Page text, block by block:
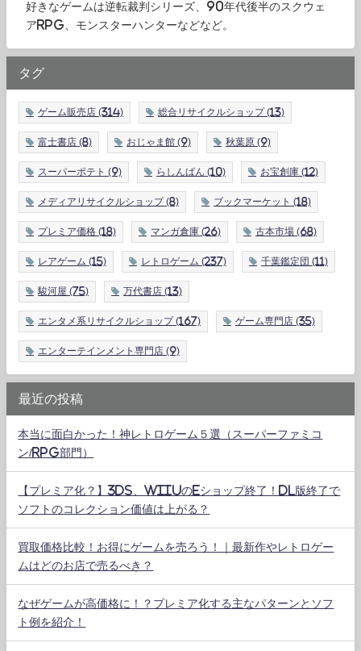
好きなゲームは逆転裁判シリーズ、90年代後半のスクウェ
アRPG、モンスターハンターなどなど。
タグ
ゲーム販売店 (314) 総合リサイクルショップ (13)
富士書店 (8) おじゃま館 (9) 秋葉原 (9)
スーパーポテト (9) らしんばん (10) お宝創庫 (12)
メディアリサイクルショップ (8) ブックマーケット (18)
プレミア価格 (18) マンガ倉庫 (26) 古本市場 (68)
レアゲーム (15) レトロゲーム (237) 千葉鑑定団 (11)
駿河屋 (75) 万代書店 (13)
エンタメ系リサイクルショップ (167) ゲーム専門店 (35)
エンターテインメント専門店 (9)
最近の投稿
本当に面白かった！神レトロゲーム５選（スーパーファミコ
ン/RPG部門）
【プレミア化？】3DS、WiiUのeショップ終了！DL版終了で
ソフトのコレクション価値は上がる？
買取価格比較！お得にゲームを売ろう！｜最新作やレトロゲー
ムはどのお店で売るべき？
なぜゲームが高価格に！？プレミア化する主なパターンとソフ
ト例を紹介！